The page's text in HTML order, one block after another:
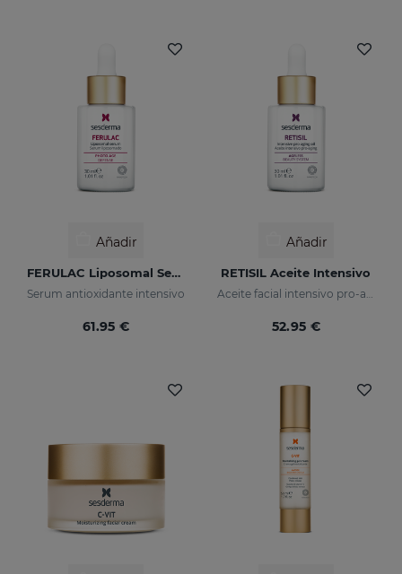
Añadir
FERULAC Liposomal Serum
Serum antioxidante intensivo
61.95 €
Añadir
RETISIL Aceite Intensivo
Aceite facial intensivo pro-aging que reduce arrugas
52.95 €